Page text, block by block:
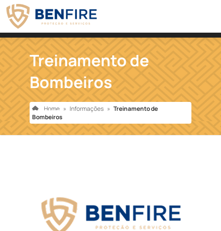
Treinamento de
Bombeiros
Home » Informações » Treinamento de
Bombeiros